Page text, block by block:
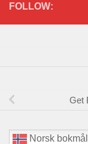
FOLLOW:
Get
Norsk bokmål